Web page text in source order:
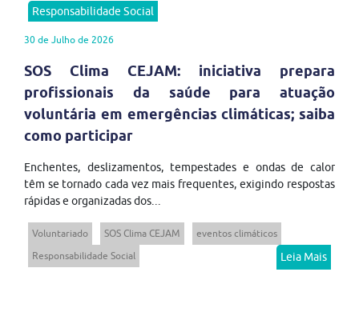
Responsabilidade Social
30 de Julho de 2026
SOS Clima CEJAM: iniciativa prepara
profissionais da saúde para atuação
voluntária em emergências climáticas; saiba
como participar
Enchentes, deslizamentos, tempestades e ondas de calor
têm se tornado cada vez mais frequentes, exigindo respostas
rápidas e organizadas dos...
Voluntariado SOS Clima CEJAM
eventos climáticos
Responsabilidade Social
Leia Mais